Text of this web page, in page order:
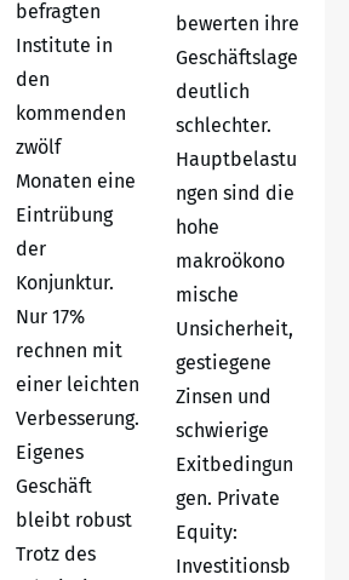
befragten
Institute in
den
kommenden
zwölf
Monaten eine
Eintrübung
der
Konjunktur.
Nur 17%
rechnen mit
einer leichten
Verbesserung.
Eigenes
Geschäft
bleibt robust
Trotz des
bewerten ihre
Geschäftslage
deutlich
schlechter.
Hauptbelastu
ngen sind die
hohe
makroökono
mische
Unsicherheit,
gestiegene
Zinsen und
schwierige
Exitbedingun
gen. Private
Equity:
Investitionsb